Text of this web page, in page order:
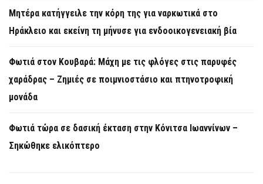
Μητέρα κατήγγειλε την κόρη της για ναρκωτικά στο
Ηράκλειο και εκείνη τη μήνυσε για ενδοοικογενειακή βία
Φωτιά στον Κουβαρά: Μάχη με τις φλόγες στις παρυφές
χαράδρας – Ζημιές σε ποιμνιοστάσιο και πτηνοτροφική
μονάδα
Φωτιά τώρα σε δασική έκταση στην Κόνιτσα Ιωαννίνων –
Σηκώθηκε ελικόπτερο